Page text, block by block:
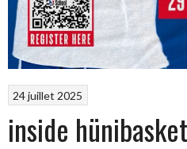
24 juillet 2025
inside